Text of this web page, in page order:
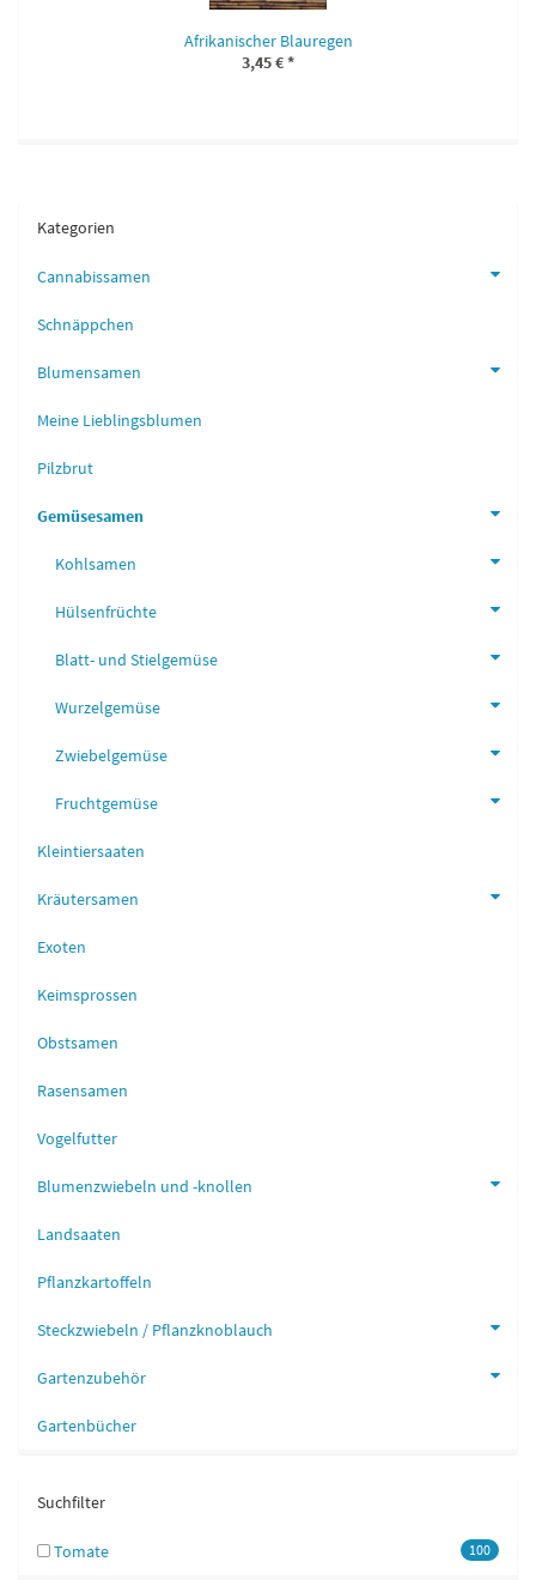
Afrikanischer Blauregen
3,45 €*
Kategorien
Cannabissamen
Schnäppchen
Blumensamen
Meine Lieblingsblumen
Pilzbrut
Gemüsesamen
Kohlsamen
Hülsenfrüchte
Blatt- und Stielgemüse
Wurzelgemüse
Zwiebelgemüse
Fruchtgemüse
Kleintiersaaten
Kräutersamen
Exoten
Keimsprossen
Obstsamen
Rasensamen
Vogelfutter
Blumenzwiebeln und -knollen
Landsaaten
Pflanzkartoffeln
Steckzwiebeln / Pflanzknoblauch
Gartenzubehör
Gartenbücher
Suchfilter
100
Tomate